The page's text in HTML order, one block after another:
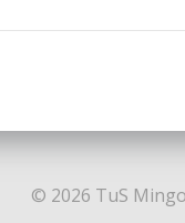
© 2026 TuS